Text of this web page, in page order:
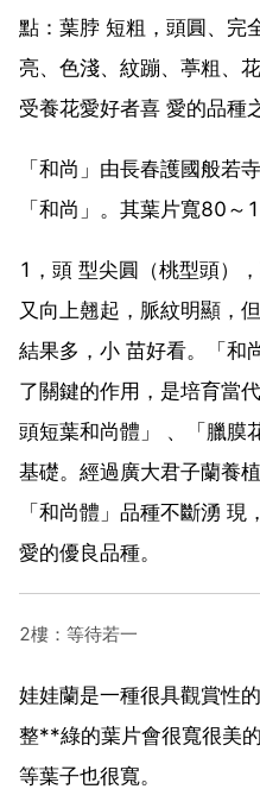
點：葉脖 短粗，頭圓、完
亮、色淺、紋蹦、葶粗、
受養花愛好者喜 愛的品種
「和尚」由長春護國般若
「和尚」。其葉片寬80
1，頭 型尖圓（桃型頭）
又向上翹起，脈紋明顯，
結果多，小 苗好看。「和
了關鍵的作用，是培育當
頭短葉和尚體」 、「臘膜
基礎。經過廣大君子蘭養
「和尚體」品種不斷湧
愛的優良品種。
2樓：等待若一
娃娃蘭是一種很具觀賞性
整**綠的葉片會很寬很美
等葉子也很寬。